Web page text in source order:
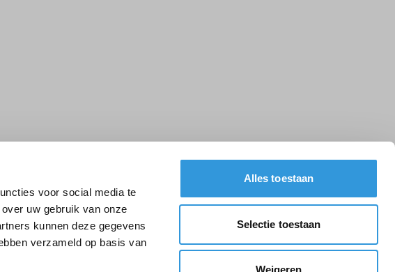
voor social media te
uw gebruik van onze
kunnen deze gegevens
verzameld op basis van
Alles toestaan
Selectie toestaan
Weigeren